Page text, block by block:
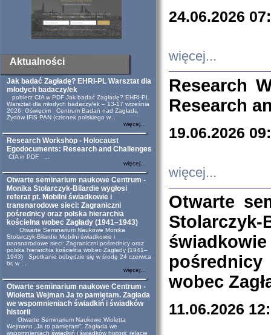
Aktualności
Jak badać Zagładę? EHRI-PL Warsztat dla
młodych badaczy/ek
pobierz CfA w PDF Jak badać Zagładę? EHRI-PL
Warsztat dla młodych badaczy/ek – 13-17 września
2026, Oświęcim Centrum Badań nad Zagładą
Żydów IFiS PAN (członek polskiego w...
więcej...
Research Workshop - Holocaust
Egodocuments: Research and Challenges
CfA in PDF ...
więcej...
Otwarte seminarium naukowe Centrum -
Monika Stolarczyk-Bilardie wygłosi
referat pt. Mobilni świadkowie i
transnarodowe sieci: Zagraniczni
pośrednicy oraz polska hierarchia
kościelna wobec Zagłady (1941–1943)
Otwarte Seminarium Naukowe Monika
Stolarczyk-Bilardie Mobilni świadkowie i
transnarodowe sieci: Zagraniczni pośrednicy oraz
polska hierarchia kościelna wobec Zagłady (1941–
1943) Spotkanie odbędzie się w środę 24 czerwca
br. w ...
więcej...
Otwarte seminarium naukowe Centrum -
Wioletta Wejman Ja to pamiętam. Zagłada
we wspomnieniach świadkiń i świadków
historii
Otwarte Seminarium Naukowe Wioletta
Wejmann „Ja to pamiętam”. Zagłada we
wspomnieniach świadkiń i świadków historii: relacje
24.06.2026
więcej...
Research
Research
19.06.2026
więcej...
Otwarte
wobec
11.06.2026